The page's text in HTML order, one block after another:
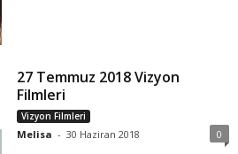
27 Temmuz 2018 Vizyon
Filmleri
Vizyon Filmleri
Melisa - 30 Haziran 2018 0